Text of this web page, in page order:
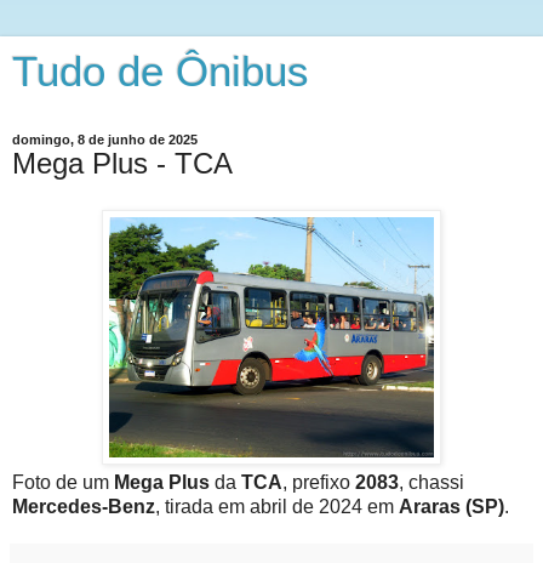
Tudo de Ônibus
domingo, 8 de junho de 2025
Mega Plus - TCA
Foto de um Mega Plus da TCA, prefixo 2083, chassi
Mercedes-Benz, tirada em abril de 2024 em Araras (SP).